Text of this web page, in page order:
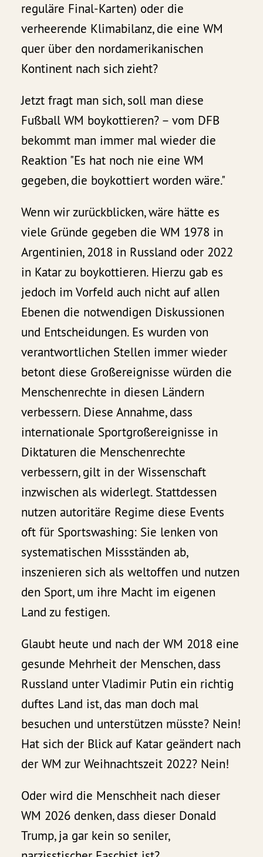
reguläre Final-Karten) oder die
verheerende Klimabilanz, die eine WM
quer über den nordamerikanischen
Kontinent nach sich zieht?
Jetzt fragt man sich, soll man diese
Fußball WM boykottieren? – vom DFB
bekommt man immer mal wieder die
Reaktion "Es hat noch nie eine WM
gegeben, die boykottiert worden wäre."
Wenn wir zurückblicken, wäre hätte es
viele Gründe gegeben die WM 1978 in
Argentinien, 2018 in Russland oder 2022
in Katar zu boykottieren. Hierzu gab es
jedoch im Vorfeld auch nicht auf allen
Ebenen die notwendigen Diskussionen
und Entscheidungen. Es wurden von
verantwortlichen Stellen immer wieder
betont diese Großereignisse würden die
Menschenrechte in diesen Ländern
verbessern. Diese Annahme, dass
internationale Sportgroßereignisse in
Diktaturen die Menschenrechte
verbessern, gilt in der Wissenschaft
inzwischen als widerlegt. Stattdessen
nutzen autoritäre Regime diese Events
oft für Sportswashing: Sie lenken von
systematischen Missständen ab,
inszenieren sich als weltoffen und nutzen
den Sport, um ihre Macht im eigenen
Land zu festigen.
Glaubt heute und nach der WM 2018 eine
gesunde Mehrheit der Menschen, dass
Russland unter Vladimir Putin ein richtig
duftes Land ist, das man doch mal
besuchen und unterstützen müsste? Nein!
Hat sich der Blick auf Katar geändert nach
der WM zur Weihnachtszeit 2022? Nein!
Oder wird die Menschheit nach dieser
WM 2026 denken, dass dieser Donald
Trump, ja gar kein so seniler,